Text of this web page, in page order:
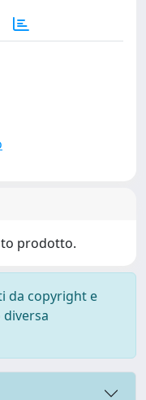
prodotto.
da copyright e